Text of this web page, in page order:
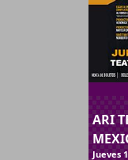
ARI
Jueves